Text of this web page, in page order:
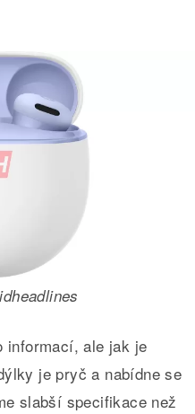
informací, ale jak je
je pryč a nabídne se
slabší specifikace než